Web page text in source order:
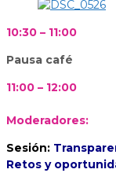
10:30 – 11:00
Pausa café
11:00 – 12:00
Moderadores:
Sesión:
Retos y